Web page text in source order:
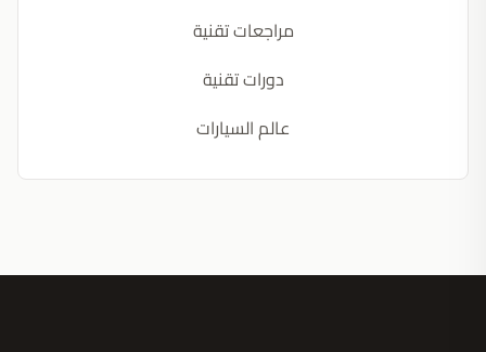
مراجعات تقنية
دورات تقنية
عالم السيارات